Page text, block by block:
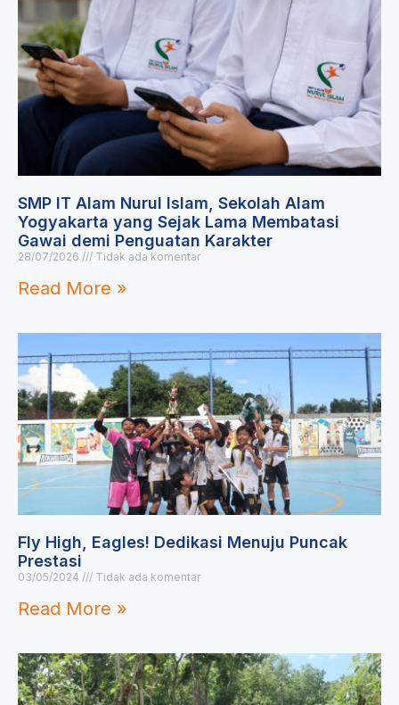
SMP IT Alam Nurul Islam, Sekolah Alam
Yogyakarta yang Sejak Lama Membatasi
Gawai demi Penguatan Karakter
28/07/2026 Tidak ada komentar
Read More »
Fly High, Eagles! Dedikasi Menuju Puncak
Prestasi
03/05/2024 Tidak ada komentar
Read More »